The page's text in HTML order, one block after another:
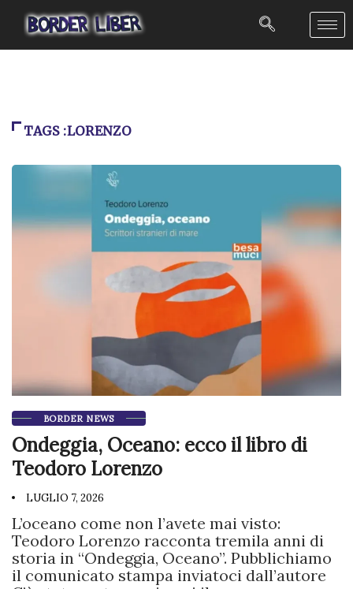
TAGS :LORENZO
BORDER NEWS
Ondeggia, Oceano: ecco il libro di
Teodoro Lorenzo
LUGLIO 7, 2026
L’oceano come non l’avete mai visto:
Teodoro Lorenzo racconta tremila anni di
storia in “Ondeggia, Oceano”. Pubblichiamo
il comunicato stampa inviatoci dall’autore